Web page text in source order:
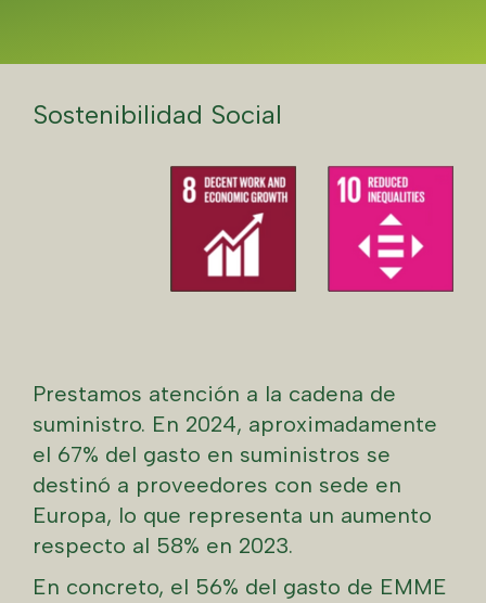
Sostenibilidad Social
Prestamos atención a la cadena de
suministro. En 2024, aproximadamente
el 67% del gasto en suministros se
destinó a proveedores con sede en
Europa, lo que representa un aumento
respecto al 58% en 2023.
En concreto, el 56% del gasto de EMME